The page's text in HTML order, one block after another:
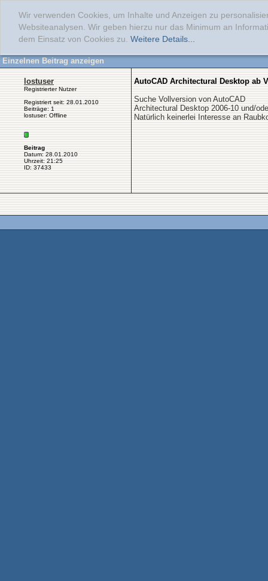
Wir verwenden Cookies, um Inhalte und Anzeigen zu
Websiteanalysen. Wir geben hierzu nur das Minimum an
dem Einsatz von Cookies zu. Weitere Details...
Einzelnen Beitrag anzeigen
lostuser
Registrierter Nutzer
Registriert seit: 28.01.2010
Beiträge: 1
lostuser: Offline
Beitrag
Datum: 28.01.2010
Uhrzeit: 21:25
ID: 37433
AutoCAD Architectural Desktop ab
Suche Vollversion von AutoCAD
Architectural Desktop 2006-10 und/
Natürlich keinerlei Interesse an